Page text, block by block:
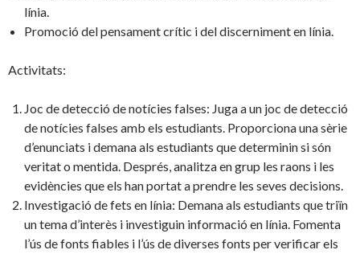
línia.
Promoció del pensament crític i del discerniment en línia.
Activitats:
Joc de detecció de notícies falses: Juga a un joc de detecció
de notícies falses amb els estudiants. Proporciona una sèrie
d’enunciats i demana als estudiants que determinin si són
veritat o mentida. Després, analitza en grup les raons i les
evidències que els han portat a prendre les seves decisions.
Investigació de fets en línia: Demana als estudiants que triïn
un tema d’interès i investiguin informació en línia. Fomenta
l’ús de fonts fiables i l’ús de diverses fonts per verificar els